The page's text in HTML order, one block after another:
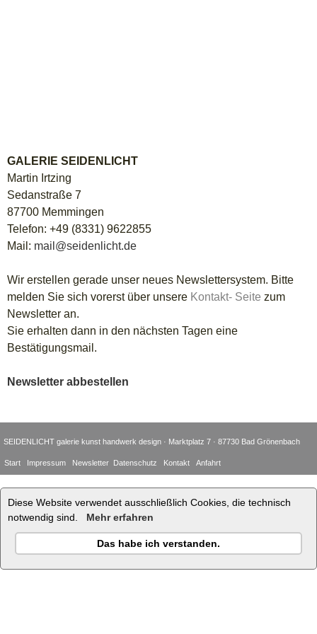
GALERIE SEIDENLICHT
Martin Irtzing
Sedanstraße 7
87700 Memmingen
Telefon: +49 (8331) 9622855
Mail: mail @seidenlicht.de
Wir erstellen gerade unser neues Newslettersystem. Bitte
melden Sie sich vorerst über unsere Kontakt- Seite zum
Newsletter an.
Sie erhalten dann in den nächsten Tagen eine
Bestätigungsmail.
Newsletter abbestellen
SEIDENLICHT galerie kunst handwerk design · Marktplatz 7 · 87730 Bad Grönenbach
Start Impressum Newsletter Datenschutz Kontakt Anfahrt
Diese Website verwendet ausschließlich Cookies, die technisch
notwendig sind. Mehr erfahren
Das habe ich verstanden.